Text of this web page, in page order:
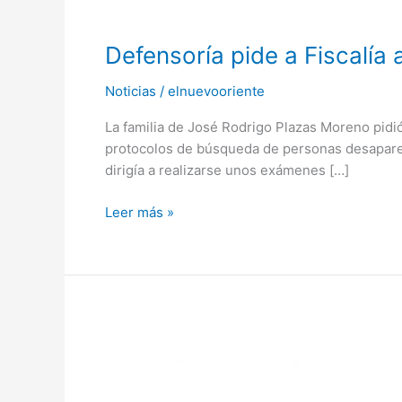
Defensoría pide a Fiscalía
Noticias / elnuevooriente
La familia de José Rodrigo Plazas Moreno
protocolos de búsqueda de personas
dirigía a realizarse unos exámenes […]
Defensoría
a
agilidad
en
la
de
Leer más »